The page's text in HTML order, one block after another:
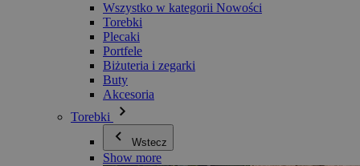
Wszystko w kategorii Nowości
Torebki
Plecaki
Portfele
Biżuteria i zegarki
Buty
Akcesoria
Torebki
Wstecz
Show more